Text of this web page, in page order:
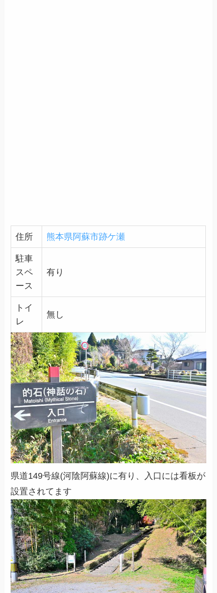
住所 熊本県阿蘇市跡ケ瀬
駐車
スペ
ース
有り
トイ
レ
無し
県道149号線(河陰阿蘇線)に有り、入口には看板が
設置されてます